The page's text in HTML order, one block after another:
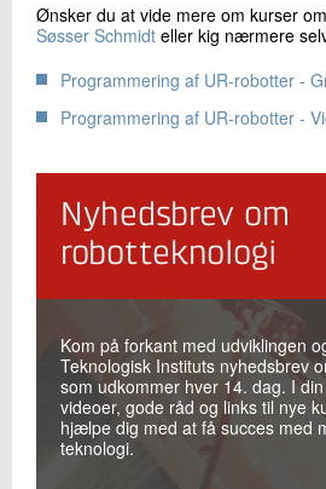
Ønsker du at vide mere om kurser
Søsser Schmidt eller kig nærmere
Programmering af UR-robotter -
Programmering af UR-robotter -
Nyhedsbrev om
robotteknologi
Kom på forkant med udviklingen
Teknologisk Instituts nyhedsbrev
som udkommer hver 14. dag. I
videoer, gode råd og links til nye
hjælpe dig med at få succes med
teknologi.